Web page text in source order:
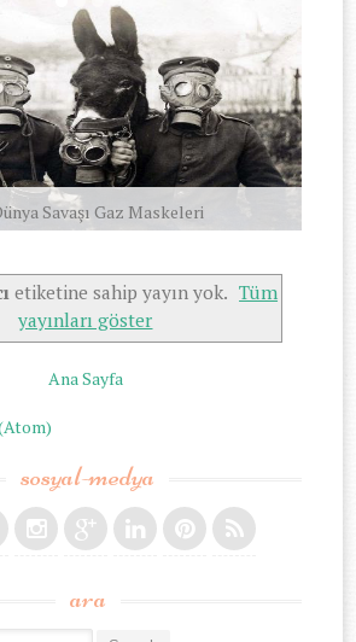
Savaşı Gaz Maskeleri
etiketine sahip yayın yok. Tüm
yayınları göster
Ana Sayfa
sosyal-medya
ara